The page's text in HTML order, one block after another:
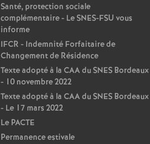
Santé, protection sociale
complémentaire - Le SNES-FSU vous
informe
IFCR - Indemnité Forfaitaire de
Changement de Résidence
Texte adopté à la CAA du SNES Bordeaux
- 10 novembre 2022
Texte adopté à la CAA du SNES Bordeaux
- Le 17 mars 2022
Le PACTE
Permanence estivale